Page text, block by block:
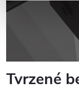
Tvrzené